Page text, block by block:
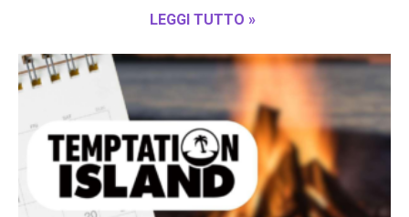
LEGGI TUTTO »